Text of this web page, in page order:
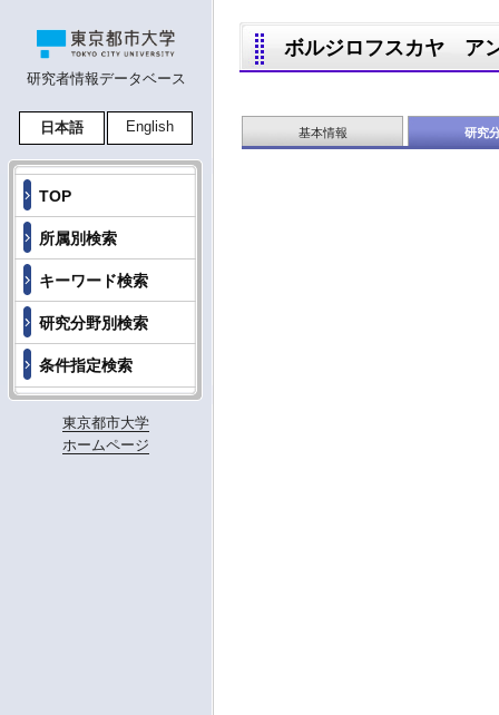
研究者情報データベース
日本語 English
TOP
所属別検索
キーワード検索
研究分野別検索
条件指定検索
東京都市大学
ホームページ
ボルジロフスカヤ ア
基本情報 研究